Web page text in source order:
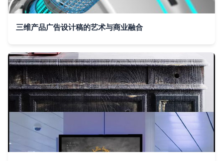
三维产品广告设计稿的艺术与商业融合